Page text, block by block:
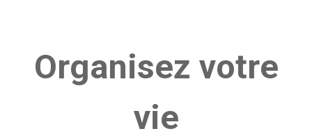
Organisez votre
vie